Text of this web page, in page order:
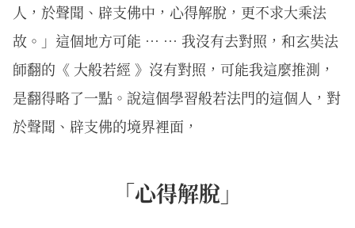
人，於聲聞、辟支佛中，心得解脫，更不求大乘法
故。」這個地方可能 … … 我沒有去對照，和玄奘法
師翻的《 大般若經 》沒有對照，可能我這麼推測，
是翻得略了一點。說這個學習般若法門的這個人，對
於聲聞、辟支佛的境界裡面，
「心得解脫」